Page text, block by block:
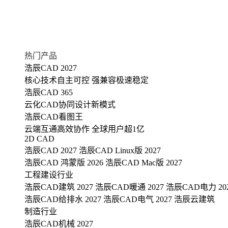
热门产品
浩辰CAD 2027
核心技术自主可控 强兼容极速稳定
浩辰CAD 365
云化CAD协同设计新模式
浩辰CAD看图王
云端互通高效协作 全球用户超1亿
2D CAD
浩辰CAD 2027 浩辰CAD Linux版 2027
浩辰CAD 鸿蒙版 2026 浩辰CAD Mac版 2027
工程建设行业
浩辰CAD建筑 2027 浩辰CAD暖通 2027 浩辰CAD电力
浩辰CAD给排水 2027 浩辰CAD电气 2027 浩辰云建筑
制造行业
浩辰CAD机械 2027